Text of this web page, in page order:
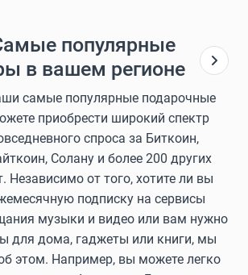
популярные
в вашем регионе
самые популярные подарочные
приобрести широкий спектр
спроса за Биткоин,
Солану и более 200 других
Независимо от того, хотите ли вы
подписку на сервисы
музыки и видео или вам нужно
для дома, гаджеты или книги, мы
этом. Например, вы можете легко